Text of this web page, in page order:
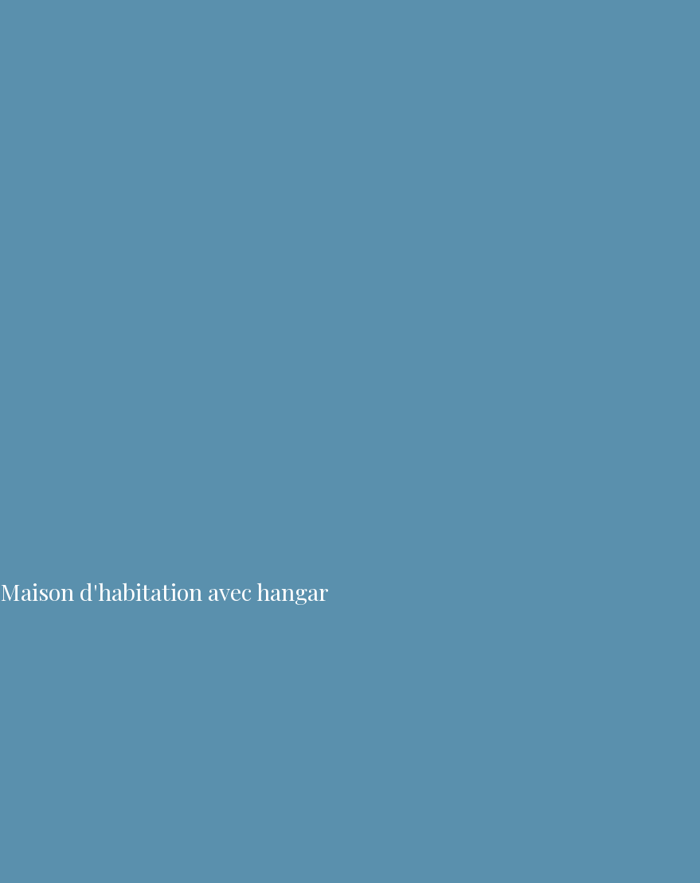
Maison d'habitation avec hangar